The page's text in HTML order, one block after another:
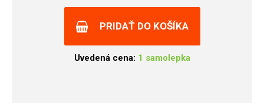
PRIDAŤ DO KOŠÍKA
Uvedená cena: 1 samolepka